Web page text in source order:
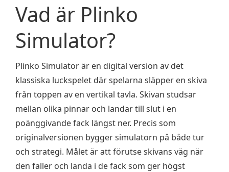
Vad är Plinko
Simulator?
Plinko Simulator är en digital version av det
klassiska luckspelet där spelarna släpper en skiva
från toppen av en vertikal tavla. Skivan studsar
mellan olika pinnar och landar till slut i en
poänggivande fack längst ner. Precis som
originalversionen bygger simulatorn på både tur
och strategi. Målet är att förutse skivans väg när
den faller och landa i de fack som ger högst